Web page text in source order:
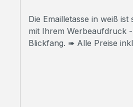
Die Emailletasse in weiß
mit Ihrem Werbeaufdruck
Blickfang. ➠ Alle Preise inklusive Druck Wir